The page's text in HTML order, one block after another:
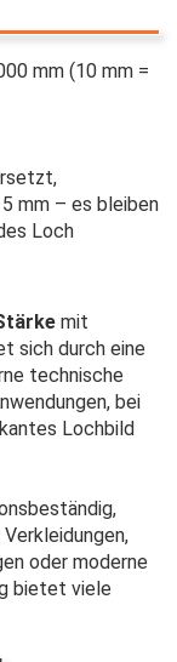
mm (10 mm =
mm – es bleiben
Loch
mit
sich durch eine
technische
bei
Lochbild
oder moderne
bietet viele